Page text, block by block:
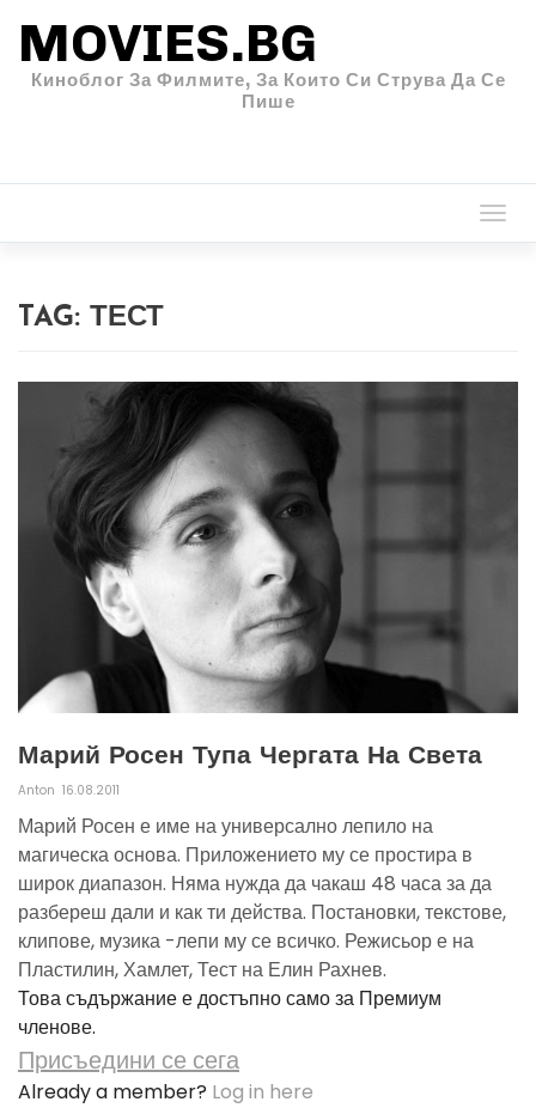
MOVIES.BG
Киноблог За Филмите, За Които Си Струва Да Се
Пише
TAG: ТЕСТ
Марий Росен Тупа Чергата На Света
Anton 16.08.2011
Марий Росен е име на универсално лепило на
магическа основа. Приложението му се простира в
широк диапазон. Няма нужда да чакаш 48 часа за да
разбереш дали и как ти действа. Постановки, текстове,
клипове, музика -лепи му се всичко. Режисьор е на
Пластилин, Хамлет, Тест на Елин Рахнев.
Това съдържание е достъпно само за Премиум
членове.
Присъедини се сега
Already a member? Log in here